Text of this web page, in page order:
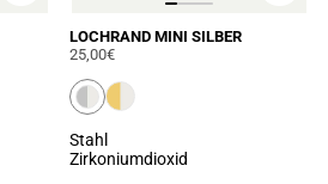
LOCHRAND MINI SILBER
25,00€
Stahl
Zirkoniumdioxid